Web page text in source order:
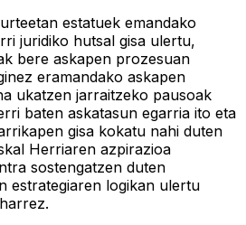
estatuek emandako
juridiko hutsal gisa ulertu,
bere askapen prozesuan
eramandako askapen
ukatzen jarraitzeko pausoak
baten askatasun egarria ito eta
gisa kokatu nahi duten
Herriaren azpirazioa
sostengatzen duten
estrategiaren logikan ulertu